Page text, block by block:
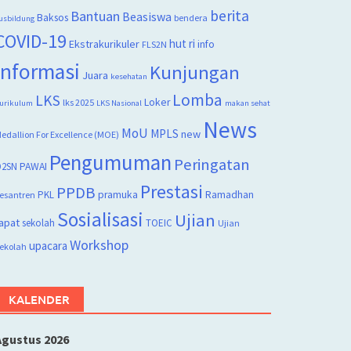
Baksos Bantuan Beasiswa bendera berita
19 Ekstrakurikuler FLS2N hut ri info
Juara kesehatan Kunjungan
LKS lks 2025 LKS Nasional Loker Lomba makan sehat
For Excellence (MOE) MoU MPLS new News
PAWAI Pengumuman Peringatan
PKL PPDB pramuka Prestasi Ramadhan
sekolah Sosialisasi TOEIC Ujian Ujian
upacara Workshop
KALENDER
2026